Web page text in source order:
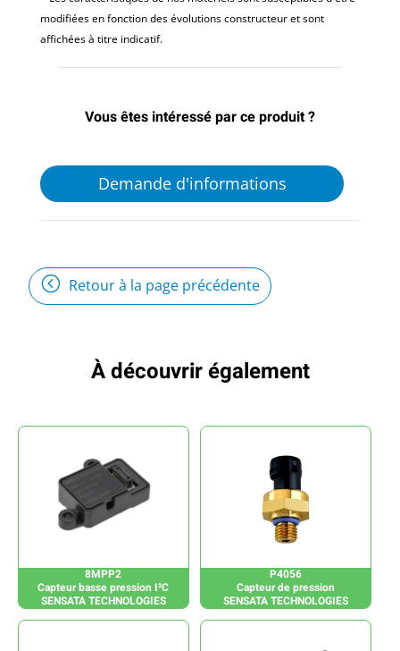
modifiées en fonction des évolutions constructeur et sont
affichées à titre indicatif.
Vous êtes intéressé par ce produit ?
Demande d'informations
Retour à la page précédente
À découvrir également
8MPP2
Capteur basse pression I²C
SENSATA TECHNOLOGIES
P4056
Capteur de pression
SENSATA TECHNOLOGIES